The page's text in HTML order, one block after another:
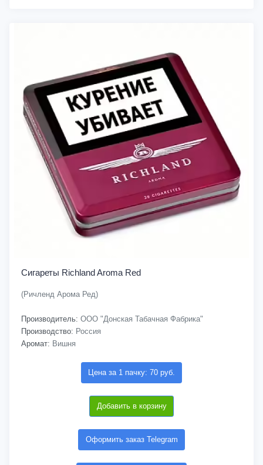
Сигареты Richland Aroma Red
(Ричленд Арома Ред)
Производитель: ООО "Донская Табачная Фабрика"
Производство: Россия
Аромат: Вишня
Цена за 1 пачку: 70 руб.
Добавить в корзину
Оформить заказ Telegram